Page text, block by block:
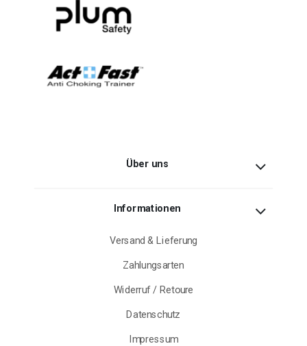
Über uns
Informationen
Versand & Lieferung
Zahlungsarten
Widerruf / Retoure
Datenschutz
Impressum